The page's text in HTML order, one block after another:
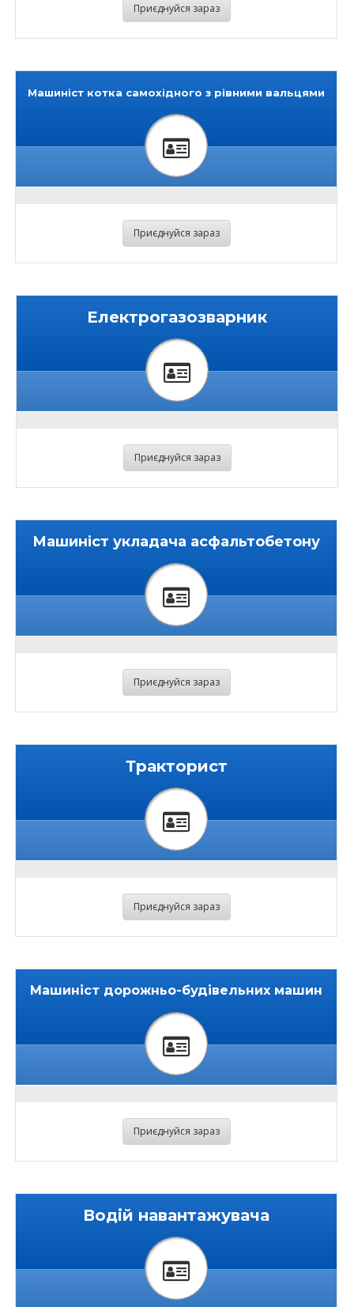
Приєднуйся зараз
Машиніст котка самохідного з рівними вальцями
Приєднуйся зараз
Електрогазозварник
Приєднуйся зараз
Машиніст укладача асфальтобетону
Приєднуйся зараз
Тракторист
Приєднуйся зараз
Машиніст дорожньо-будівельних машин
Приєднуйся зараз
Водій навантажувача